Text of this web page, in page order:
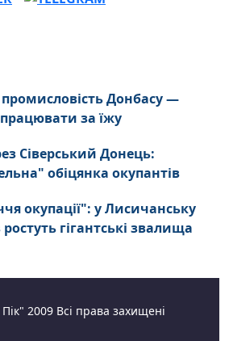
Донбасу —
за їжу
Сіверський Донець:
обіцянка окупантів
окупації": у Лисичанську
гігантські звалища
2009 Всі права захищені